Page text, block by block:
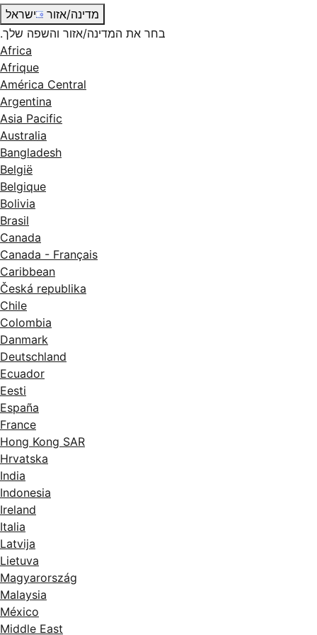
מדינה/אזור
ישראל
בחר את המדינה/אזור והשפה שלך.
Africa
Afrique
América Central
Argentina
Asia Pacific
Australia
Bangladesh
België
Belgique
Bolivia
Brasil
Canada
Canada - Français
Caribbean
Česká republika
Chile
Colombia
Danmark
Deutschland
Ecuador
Eesti
España
France
Hong Kong SAR
Hrvatska
India
Indonesia
Ireland
Italia
Latvija
Lietuva
Magyarország
Malaysia
México
Middle East